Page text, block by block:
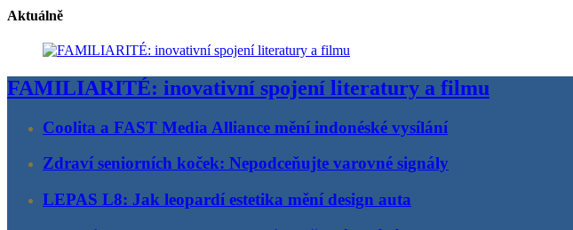
Aktuálně
FAMILIARITÉ: inovativní spojení literatury a filmu
Coolita a FAST Media Alliance mění indonéské vysílání
Zdraví seniorních koček: Nepodceňujte varovné signály
LEPAS L8: Jak leopardí estetika mění design auta